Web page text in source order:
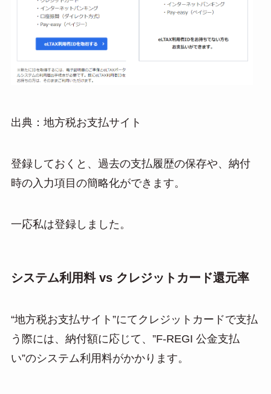
出典：地方税お支払サイト
登録しておくと、過去の支払履歴の保存や、納付
時の入力項目の簡略化ができます。
一応私は登録しました。
システム利用料 vs クレジットカード還元率
“地方税お支払サイト”にてクレジットカードで支払
う際には、納付額に応じて、”F-REGI 公金支払
い”のシステム利用料がかかります。